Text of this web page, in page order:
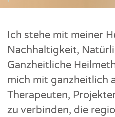
Ich stehe mit meiner
Nachhaltigkeit,
Ganzheitliche
mich mit ganzheitlich
Therapeuten,
zu verbinden, die